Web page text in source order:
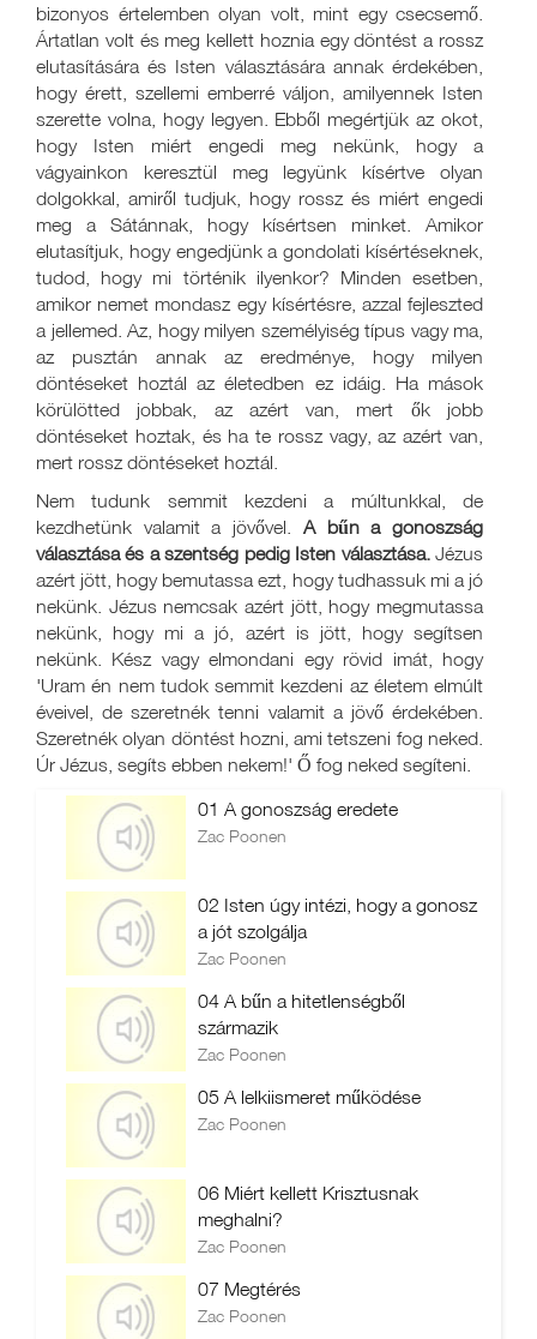
bizonyos értelemben olyan volt, mint egy csecsemő.
Ártatlan volt és meg kellett hoznia egy döntést a rossz
elutasítására és Isten választására annak érdekében,
hogy érett, szellemi emberré váljon, amilyennek Isten
szerette volna, hogy legyen. Ebből megértjük az okot,
hogy Isten miért engedi meg nekünk, hogy a
vágyainkon keresztül meg legyünk kísértve olyan
dolgokkal, amiről tudjuk, hogy rossz és miért engedi
meg a Sátánnak, hogy kísértsen minket. Amikor
elutasítjuk, hogy engedjünk a gondolati kísértéseknek,
tudod, hogy mi történik ilyenkor? Minden esetben,
amikor nemet mondasz egy kísértésre, azzal fejleszted
a jellemed. Az, hogy milyen személyiség típus vagy ma,
az pusztán annak az eredménye, hogy milyen
döntéseket hoztál az életedben ez idáig. Ha mások
körülötted jobbak, az azért van, mert ők jobb
döntéseket hoztak, és ha te rossz vagy, az azért van,
mert rossz döntéseket hoztál.
Nem tudunk semmit kezdeni a múltunkkal, de
kezdhetünk valamit a jövővel. A bűn a gonoszság
választása és a szentség pedig Isten választása. Jézus
azért jött, hogy bemutassa ezt, hogy tudhassuk mi a jó
nekünk. Jézus nemcsak azért jött, hogy megmutassa
nekünk, hogy mi a jó, azért is jött, hogy segítsen
nekünk. Kész vagy elmondani egy rövid imát, hogy
'Uram én nem tudok semmit kezdeni az életem elmúlt
éveivel, de szeretnék tenni valamit a jövő érdekében.
Szeretnék olyan döntést hozni, ami tetszeni fog neked.
Úr Jézus, segíts ebben nekem!' Ő fog neked segíteni.
01 A gonoszság eredete
Zac Poonen
02 Isten úgy intézi, hogy a gonosz
a jót szolgálja
Zac Poonen
04 A bűn a hitetlenségből
származik
Zac Poonen
05 A lelkiismeret működése
Zac Poonen
06 Miért kellett Krisztusnak
meghalni?
Zac Poonen
07 Megtérés
Zac Poonen